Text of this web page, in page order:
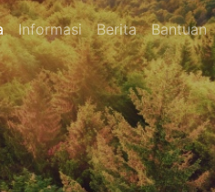
Informasi Berita Bantuan